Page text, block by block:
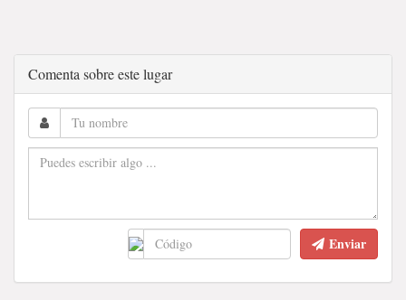
Comenta sobre este lugar
Enviar